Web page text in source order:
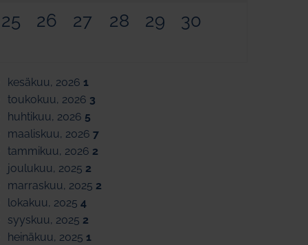
25 26 27 28 29 30
kesäkuu, 2026 1
toukokuu, 2026 3
huhtikuu, 2026 5
maaliskuu, 20267
tammikuu, 2026 2
joulukuu, 2025 2
marraskuu, 2025 2
lokakuu, 20254
syyskuu, 2025 2
heinäkuu, 2025 1